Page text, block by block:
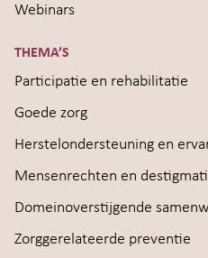
Webinars
THEMA’S
Participatie en rehabilitatie
Goede zorg
Herstelondersteuning en
Mensenrechten en
Domeinoverstijgende
Zorggerelateerde preventie